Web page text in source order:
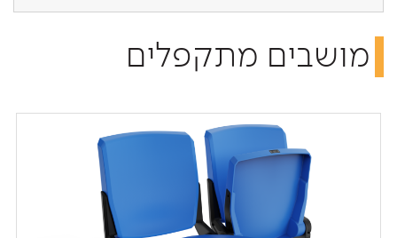
מושבים מתקפלים